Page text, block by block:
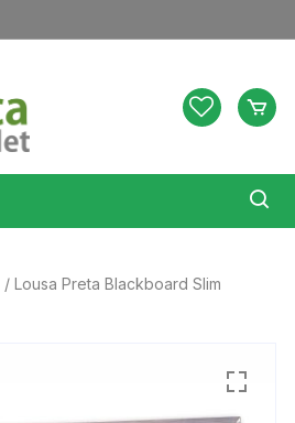
/ Lousa Preta Blackboard Slim